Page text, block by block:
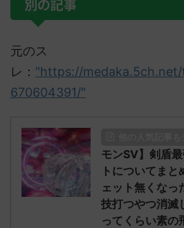
別の記事
元のス
レ： "https://
670604391/"
モンSV】剣盾
トについてま
ェット無くなっ
技打つやつ消滅
ってくらい素の